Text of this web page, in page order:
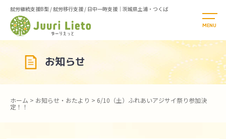
就労継続支援B型 / 就労移行支援 / 日中一時支援｜茨城県土浦・つくば
お知らせ
ホーム > お知らせ・おたより > 6/10（土）ふれあいアジサイ祭り参加決
定！！